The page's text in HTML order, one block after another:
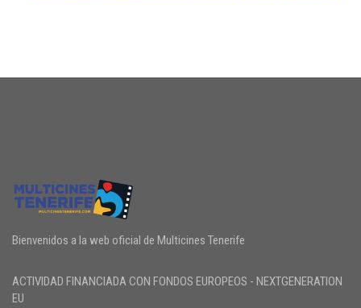
Bienvenidos a la web oficial de Multicines Tenerife
ACTIVIDAD FINANCIADA CON FONDOS EUROPEOS - NEXTGENERATION
EU